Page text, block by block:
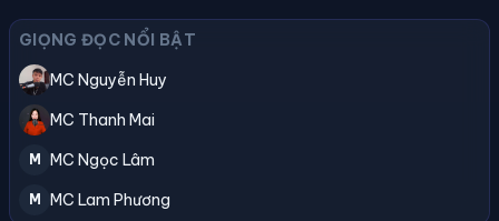
GIỌNG ĐỌC NỔI BẬT
MC Nguyễn Huy
MC Thanh Mai
M MC Ngọc Lâm
M MC Lam Phương